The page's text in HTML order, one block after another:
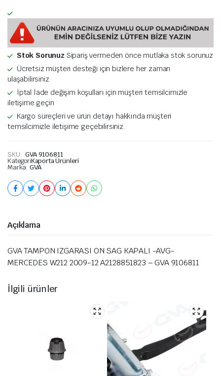
Stok Sorunuz Sipariş vermeden önce mutlaka stok sorunuz
Ücretsiz müşteri desteği için bizlere her zaman
ulaşabilirsiniz
İptal İade değişim koşulları için müşteri temsilcimizle
iletişime geçin
Kargo süreçleri ve ürün detayı hakkında müşteri
temsilcimizle iletişime geçebilirsiniz.
SKU: GVA 9106811
KategoriKaporta Ürünleri
Marka: GVA
Açıklama
GVA TAMPON IZGARASI ON SAG KAPALI -AVG-
MERCEDES W212 2009-12 A2128851823 – GVA 9106811
İlgili ürünler